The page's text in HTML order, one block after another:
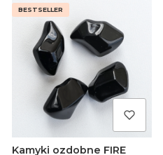
BESTSELLER
Kamyki ozdobne FIRE